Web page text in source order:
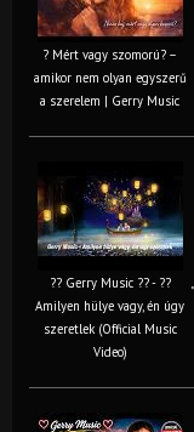
? Mért vagy szomorú? –
amikor nem olyan egyszerű
a szerelem | Gerry Music
?? Gerry Music ?? - ??
Amilyen hülye vagy, én úgy
szeretlek (Official Music
Video)